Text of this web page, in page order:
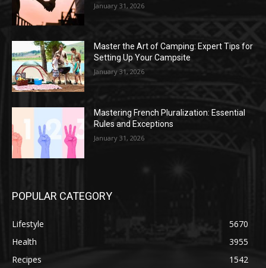
January 31, 2026
Master the Art of Camping: Expert Tips for
Setting Up Your Campsite
January 31, 2026
Mastering French Pluralization: Essential
Rules and Exceptions
January 31, 2026
POPULAR CATEGORY
Lifestyle
5670
Health
3955
Recipes
1542